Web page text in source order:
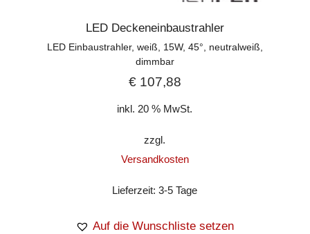
LED Deckeneinbaustrahler
LED Einbaustrahler, weiß, 15W, 45°, neutralweiß,
dimmbar
€107,88
inkl. 20 % MwSt.
zzgl.
Versandkosten
Lieferzeit:3-5 Tage
Auf die Wunschliste setzen